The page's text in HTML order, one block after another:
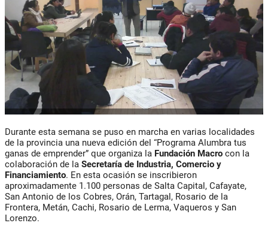
Durante esta semana se puso en marcha en varias localidades
de la provincia una nueva edición del “Programa Alumbra tus
ganas de emprender” que organiza la Fundación Macro con la
colaboración de la Secretaría de Industria, Comercio y
Financiamiento. En esta ocasión se inscribieron
aproximadamente 1.100 personas de Salta Capital, Cafayate,
San Antonio de los Cobres, Orán, Tartagal, Rosario de la
Frontera, Metán, Cachi, Rosario de Lerma, Vaqueros y San
Lorenzo.